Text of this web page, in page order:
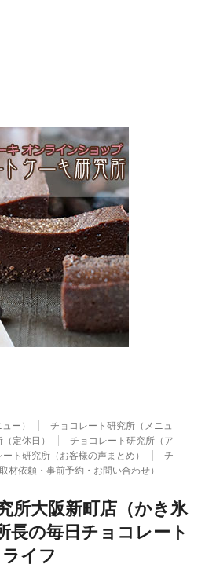
ー）
チョコレート研究所（メニュ
定休日）
チョコレート研究所（ア
ト研究所（お客様の声まとめ）
チ
材依頼・事前予約・お問い合わせ）
所大阪新町店（かき氷
長の毎日チョコレート
ライフ